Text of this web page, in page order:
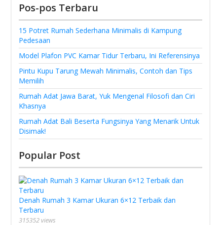
Pos-pos Terbaru
15 Potret Rumah Sederhana Minimalis di Kampung
Pedesaan
Model Plafon PVC Kamar Tidur Terbaru, Ini Referensinya
Pintu Kupu Tarung Mewah Minimalis, Contoh dan Tips
Memilih
Rumah Adat Jawa Barat, Yuk Mengenal Filosofi dan Ciri
Khasnya
Rumah Adat Bali Beserta Fungsinya Yang Menarik Untuk
Disimak!
Popular Post
Denah Rumah 3 Kamar Ukuran 6×12 Terbaik dan
Terbaru
315352 views